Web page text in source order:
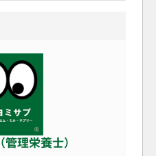
理栄養士）